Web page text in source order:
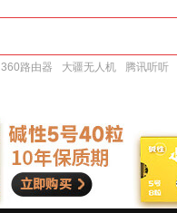
360路由器 大疆无人机 腾讯听听